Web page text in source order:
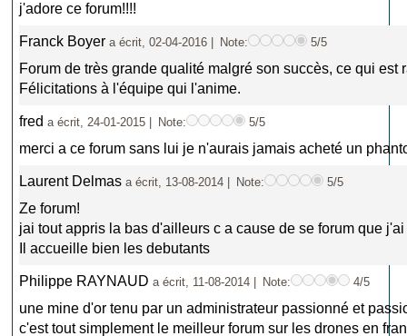
j'adore ce forum!!!!
Franck Boyera écrit, 02-04-2016 | Note: 5/5
Forum de très grande qualité malgré son succès, ce qui est
Félicitations à l'équipe qui l'anime.
freda écrit, 24-01-2015 | Note: 5/5
merci a ce forum sans lui je n'aurais jamais acheté un
Laurent Delmasa écrit, 13-08-2014 | Note: 5/5
Ze forum!
jai tout appris la bas d'ailleurs c a cause de se forum que
Il accueille bien les debutants
Philippe RAYNAUDa écrit, 11-08-2014 | Note: 4/5
une mine d'or tenu par un administrateur passionné et
c'est tout simplement le meilleur forum sur les drones en